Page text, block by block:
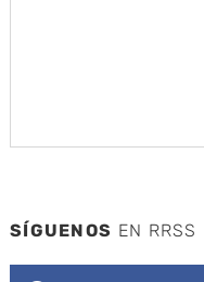
SÍGUENOS EN RRSS